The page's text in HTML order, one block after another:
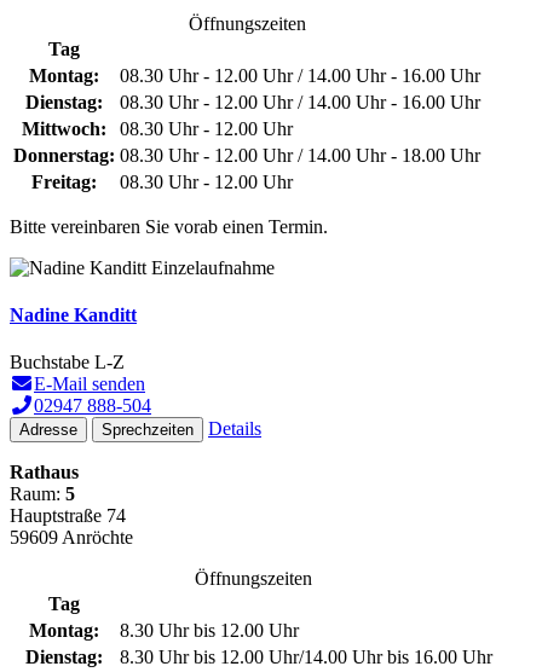
Öffnungszeiten
Tag
Montag:
08.30 Uhr - 12.00 Uhr / 14.00 Uhr - 16.00 Uhr
Dienstag:
08.30 Uhr - 12.00 Uhr / 14.00 Uhr - 16.00 Uhr
Mittwoch:
08.30 Uhr - 12.00 Uhr
Donnerstag: 08.30 Uhr - 12.00 Uhr / 14.00 Uhr - 18.00 Uhr
Freitag:
08.30 Uhr - 12.00 Uhr
Bitte vereinbaren Sie vorab einen Termin.
Nadine Kanditt
Buchstabe L-Z
E-Mail senden
02947 888-504
Adresse Sprechzeiten Details
Rathaus
Raum: 5
Hauptstraße 74
59609 Anröchte
Öffnungszeiten
Tag
Montag:
8.30 Uhr bis 12.00 Uhr
Dienstag:
8.30 Uhr bis 12.00 Uhr/14.00 Uhr bis 16.00 Uhr